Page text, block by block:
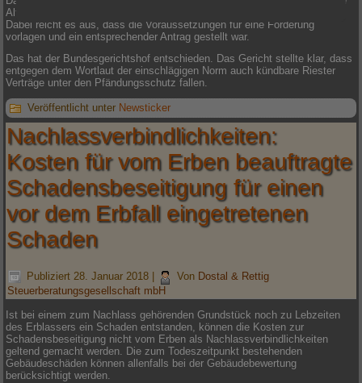
Altersvorsorge auch tatsächlich durch eine Zulage gefördert worden ist.
Dabei reicht es aus, dass die Voraussetzungen für eine Förderung
vorlagen und ein entsprechender Antrag gestellt war.
Das hat der Bundesgerichtshof entschieden. Das Gericht stellte klar, dass
entgegen dem Wortlaut der einschlägigen Norm auch kündbare Riester
Verträge unter den Pfändungsschutz fallen.
Veröffentlicht unter Newsticker
Nachlassverbindlichkeiten:
Kosten für vom Erben beauftragte
Schadensbeseitigung für einen
vor dem Erbfall eingetretenen
Schaden
Publiziert 28. Januar 2018 Von Dostal & Rettig
Steuerberatungsgesellschaft mbH
Ist bei einem zum Nachlass gehörenden Grundstück noch zu Lebzeiten
des Erblassers ein Schaden entstanden, können die Kosten zur
Schadensbeseitigung nicht vom Erben als Nachlassverbindlichkeiten
geltend gemacht werden. Die zum Todeszeitpunkt bestehenden
Gebäudeschäden können allenfalls bei der Gebäudebewertung
berücksichtigt werden.